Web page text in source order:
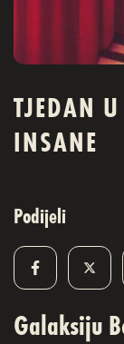
TJEDAN
INSANE
Podijeli
Galaksiju